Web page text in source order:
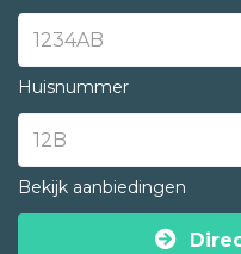
Huisnummer
Bekijk aanbiedingen